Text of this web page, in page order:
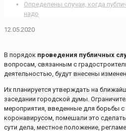
Определены случаи, когда
надо
12.05.2020
В порядок проведения публичных
вопросам, связанным с
деятельностью, будут внесены
Их планируется утверждать на
заседании городской думы.
мероприятия, введенные для борьбы с
коронавирусом, помешали это
сути дела, местное положение,